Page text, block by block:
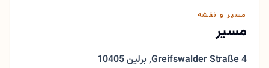
مسیر و نقشه
مسیر
Greifswalder Straße 4
,10405 برلین